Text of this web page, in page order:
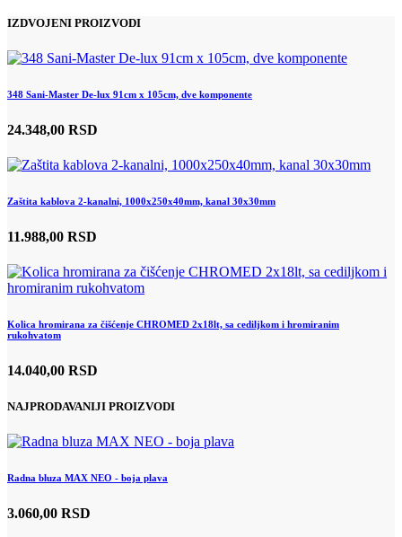
IZDVOJENI PROIZVODI
348 Sani-Master De-lux 91cm x 105cm, dve komponente
24.348,00 RSD
Zaštita kablova 2-kanalni, 1000x250x40mm, kanal 30x30mm
11.988,00 RSD
Kolica hromirana za čišćenje CHROMED 2x18lt, sa cediljkom i hromiranim
rukohvatom
14.040,00 RSD
NAJPRODAVANIJI PROIZVODI
Radna bluza MAX NEO - boja plava
3.060,00 RSD